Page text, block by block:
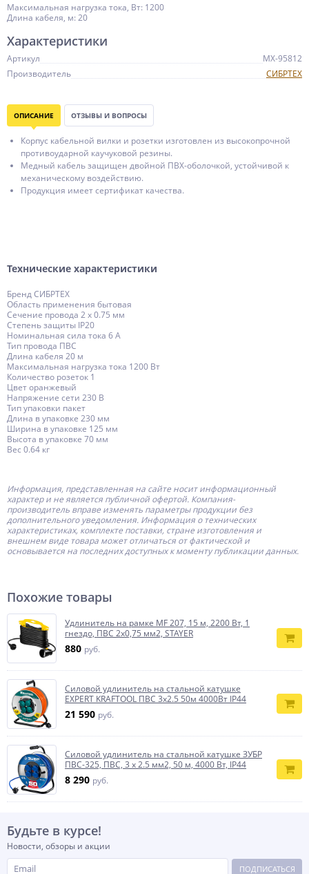
Максимальная нагрузка тока, Вт: 1200
Длина кабеля, м: 20
Характеристики
Артикул
MX-95812
Производитель
СИБРТЕХ
ОПИСАНИЕ ОТЗЫВЫ И ВОПРОСЫ
Корпус кабельной вилки и розетки изготовлен из высокопрочной
противоударной каучуковой резины.
Медный кабель защищен двойной ПВХ-оболочкой, устойчивой к
механическому воздействию.
Продукция имеет сертификат качества.
Технические характеристики
Бренд СИБРТЕХ
Область применения бытовая
Сечение провода 2 x 0.75 мм
Степень защиты IP20
Номинальная сила тока 6 А
Тип провода ПВС
Длина кабеля 20 м
Максимальная нагрузка тока 1200 Вт
Количество розеток 1
Цвет оранжевый
Напряжение сети 230 В
Тип упаковки пакет
Длина в упаковке 230 мм
Ширина в упаковке 125 мм
Высота в упаковке 70 мм
Вес 0.64 кг
Информация, представленная на сайте носит информационный
характер и не является публичной офертой. Компания-
производитель вправе изменять параметры продукции без
дополнительного уведомления. Информация о технических
характеристиках, комплекте поставки, стране изготовления и
внешнем виде товара может отличаться от фактической и
основывается на последних доступных к моменту публикации данных.
Похожие товары
Удлинитель на рамке MF 207, 15 м, 2200 Вт, 1
гнездо, ПВС 2х0,75 мм2, STAYER
880 руб.
Силовой удлинитель на стальной катушке
EXPERT KRAFTOOL ПВС 3х2.5 50м 4000Вт IP44
21 590 руб.
Силовой удлинитель на стальной катушке ЗУБР
ПВС-325, ПВС, 3 x 2.5 мм2, 50 м, 4000 Вт, IP44
8 290 руб.
Будьте в курсе!
Новости, обзоры и акции
ПОДПИСАТЬСЯ